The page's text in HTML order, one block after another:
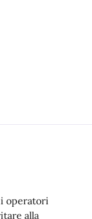
operatori
alla